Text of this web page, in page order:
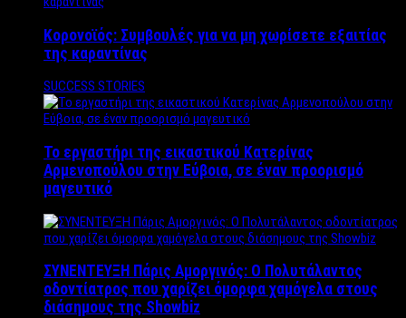
Κορονοϊός: Συμβουλές για να μη χωρίσετε εξαιτίας
της καραντίνας
SUCCESS STORIES
Το εργαστήρι της εικαστικού Κατερίνας
Αρμενοπούλου στην Εύβοια, σε έναν προορισμό
μαγευτικό
ΣΥΝΕΝΤΕΥΞΗ Πάρις Αμοργινός: O Πολυτάλαντος
οδοντίατρος που χαρίζει όμορφα χαμόγελα στους
διάσημους της Showbiz